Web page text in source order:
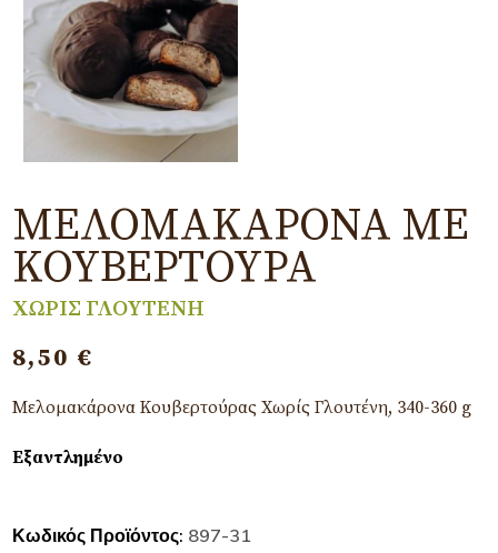
ΜΕΛΟΜΑΚΆΡΟΝΑ ΜΕ
ΚΟΥΒΕΡΤΟΎΡΑ
ΧΩΡΙΣ ΓΛΟΥΤΕΝΗ
8,50 €
Μελομακάρονα Κουβερτούρας Χωρίς Γλουτένη, 340-360 g
Εξαντλημένο
Κωδικός Προϊόντος: 897-31